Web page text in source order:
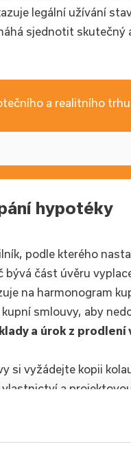
legální užívání
sjednotit skutečný
a realitního
hypotéky
podle kterého
část úvěru
na harmonogram
smlouvy, aby
a úrok z prodlení
si vyžádejte kopii
a
i fyzické prohlídky
Důsledná due
. Zkontrolujte rovněž